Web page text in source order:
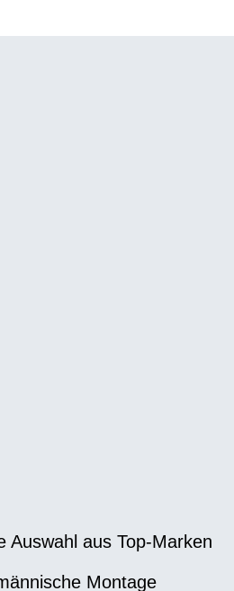
Auswahl aus Top-Marken
Montage